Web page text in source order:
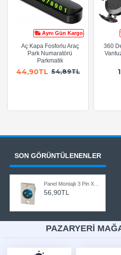
Aynı Gün Kargo
Aç Kapa Fosforlu Araç
Park Numaratörü
Parkmatik
44,90TL 54,89TL
360
SON GÖRÜNTÜLENENLER
Panel Montajlı 3 Pin XLR Erkek Şase Konnektör
56,90TL
PAZARYERİ